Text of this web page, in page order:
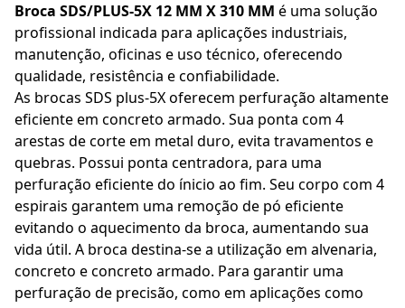
Broca SDS/PLUS-5X 12 MM X 310 MM é uma solução
profissional indicada para aplicações industriais,
manutenção, oficinas e uso técnico, oferecendo
qualidade, resistência e confiabilidade.
As brocas SDS plus-5X oferecem perfuração altamente
eficiente em concreto armado. Sua ponta com 4
arestas de corte em metal duro, evita travamentos e
quebras. Possui ponta centradora, para uma
perfuração eficiente do ínicio ao fim. Seu corpo com 4
espirais garantem uma remoção de pó eficiente
evitando o aquecimento da broca, aumentando sua
vida útil. A broca destina-se a utilização em alvenaria,
concreto e concreto armado. Para garantir uma
perfuração de precisão, como em aplicações como